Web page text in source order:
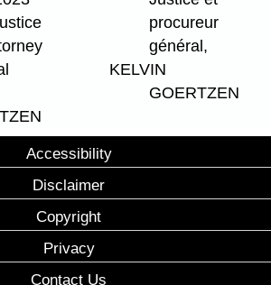
procureur
général,
KELVIN
GOERTZEN
Accessibility
Disclaimer
Copyright
Privacy
Contact Us